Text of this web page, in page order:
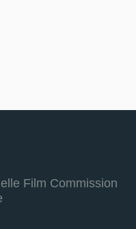
Film Commission